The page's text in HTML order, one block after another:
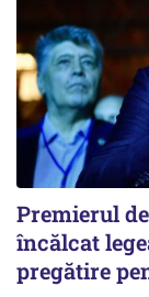
Premierul
încălcat
pregătire